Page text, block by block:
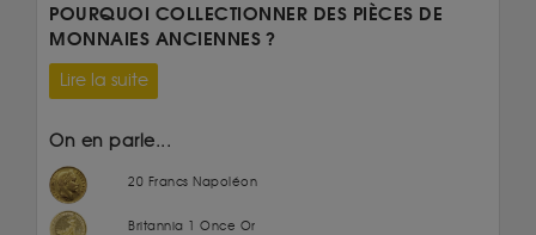
POURQUOI COLLECTIONNER DES PIÈCES DE
MONNAIES ANCIENNES ?
Lire la suite
On en parle...
20 Francs Napoléon
Britannia 1 Once Or